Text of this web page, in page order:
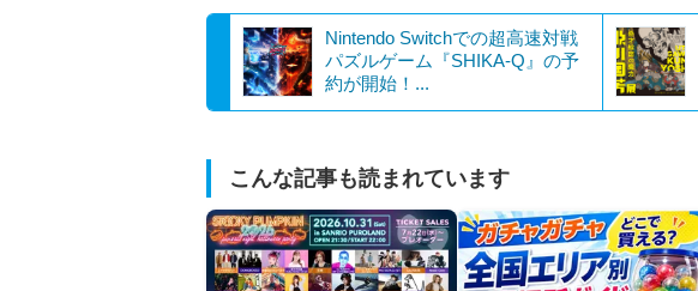
Nintendo Switchでの超高速対戦
パズルゲーム『SHIKA-Q』の予
約が開始！...
こんな記事も読まれています